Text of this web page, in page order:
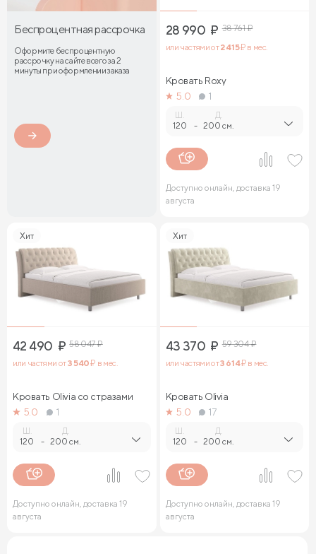
Беспроцентная рассрочка
Оформите беспроцентную
рассрочку на сайте всего за 2
минуты при оформлении заказа
28 990 ₽ 38 761₽
или частями от2 415₽ в мес.
Кровать Roxy
5.0
1
120 -
Д.
200 см.
Доступно онлайн, доставка 19
августа
Хит
42 490 ₽ 58 047₽
или частями от3 540₽ в мес.
Кровать Olivia со стразами
5.0
1
120 -
Д.
200 см.
Доступно онлайн, доставка 19
августа
Хит
43 370 ₽ 59 304₽
или частями от3 614₽ в мес.
Кровать Olivia
5.0
17
120 -
Д.
200 см.
Доступно онлайн, доставка 19
августа